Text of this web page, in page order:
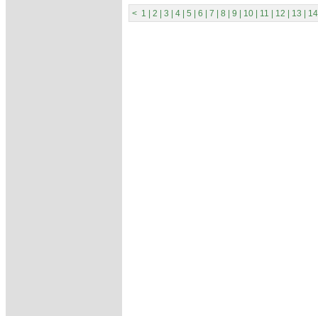
< 1 2 3 4 5 6 7 8 9 10 11 12 13 14